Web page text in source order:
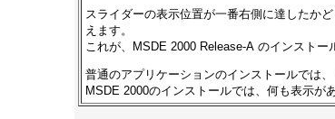
スライダーの表示位置が一番右側に達したか
えます。
これが、MSDE 2000 Release-A のインストー
普通のアプリケーションのインストールでは
MSDE 2000のインストールでは、何も表示が